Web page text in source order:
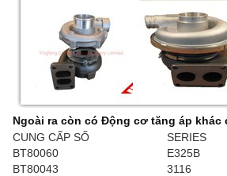
Ngoài ra còn có Động cơ tăng áp khác
CUNG CẤP SỐ
SERIES
BT80060
E325B
BT80043
3116